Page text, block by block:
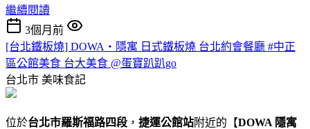
繼續閱讀
3個月前
[台北鐵板燒] DOWA・隱寓 日式鐵板燒 台北約會餐廳 #中正
區公館美食 台大美食 @蛋寶趴趴go
台北市 美味食記
位於台北市羅斯福路四段 ， 捷運公館站附近的【DOWA 隱寓